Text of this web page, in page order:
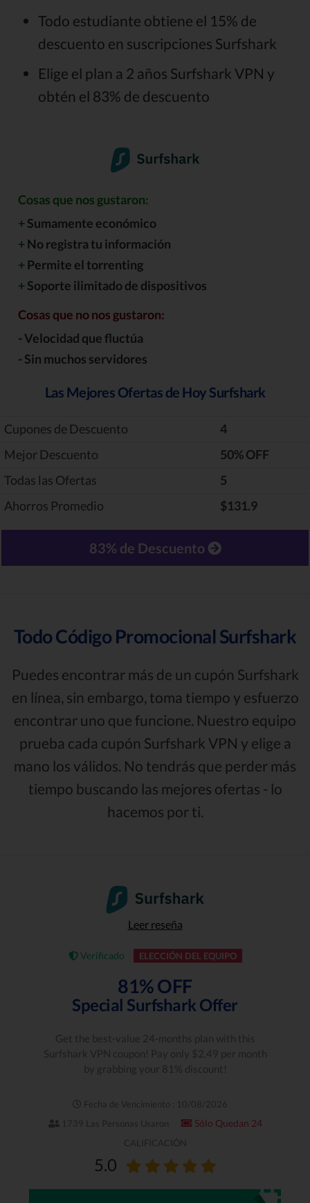
Todo estudiante obtiene el 15% de
descuento en suscripciones Surfshark
Elige el plan a 2 años Surfshark VPN y
obtén el 83% de descuento
Cosas que nos gustaron:
+Sumamente económico
+No registra tu información
+Permite el torrenting
+Soporte ilimitado de dispositivos
Cosas que no nos gustaron:
-Velocidad que fluctúa
-Sin muchos servidores
Las Mejores Ofertas de Hoy Surfshark
Cupones de Descuento
4
Mejor Descuento
‎50% OFF
Todas las Ofertas
5
Ahorros Promedio
$131.9
83% de Descuento
Todo Código Promocional Surfshark
Puedes encontrar más de un cupón Surfshark
en línea, sin embargo, toma tiempo y esfuerzo
encontrar uno que funcione. Nuestro equipo
prueba cada cupón Surfshark VPN y elige a
mano los válidos. No tendrás que perder más
tiempo buscando las mejores ofertas - lo
hacemos por ti.
Leer reseña
Verificado ELECCIÓN DEL EQUIPO
81% OFF
Special Surfshark Offer
Get the best-value 24-months plan with this
Surfshark VPN coupon! Pay only $2.49 per month
by grabbing your 81% discount!
Fecha de Vencimiento : 10/08/2026
1739 Las Personas Usaron
Sólo Quedan 24
CALIFICACIÓN
5.0